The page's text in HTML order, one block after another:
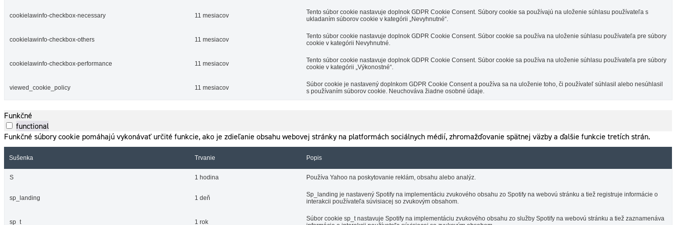
cookielawinfo-checkbox-necessary 11 mesiacov
Tento súbor cookie nastavuje doplnok GDPR Cookie Consent. Súbory cookie sa používajú na uloženie súhlasu používateľa s
ukladaním súborov cookie v kategórii „Nevyhnutné“.
cookielawinfo-checkbox-others 11 mesiacov
Tento súbor cookie nastavuje doplnok GDPR Cookie Consent. Súbor cookie sa používa na uloženie súhlasu používateľa pre súbory
cookie v kategórii Nevyhnutné.
cookielawinfo-checkbox-performance 11 mesiacov
Tento súbor cookie nastavuje doplnok GDPR Cookie Consent. Súbor cookie sa používa na uloženie súhlasu používateľa pre súbory
cookie v kategórii „Výkonostné“.
viewed_cookie_policy 11 mesiacov
Súbor cookie je nastavený doplnkom GDPR Cookie Consent a používa sa na uloženie toho, či používateľ súhlasil alebo nesúhlasil
s používaním súborov cookie. Neuchováva žiadne osobné údaje.
Funkčné
functional
Funkčné súbory cookie pomáhajú vykonávať určité funkcie, ako je zdieľanie obsahu webovej stránky na platformách sociálnych médií, zhromažďovanie spätnej väzby a ďalšie funkcie tretích strán.
Sušenka Trvanie Popis
S 1 hodina Používa Yahoo na poskytovanie reklám, obsahu alebo analýz.
sp_landing 1 deň
Sp_landing je nastavený Spotify na implementáciu zvukového obsahu zo Spotify na webovú stránku a tiež registruje informácie o
interakcii používateľa súvisiacej so zvukovým obsahom.
sp_t 1 rok
Súbor cookie sp_t nastavuje Spotify na implementáciu zvukového obsahu zo služby Spotify na webovú stránku a tiež zaznamenáva